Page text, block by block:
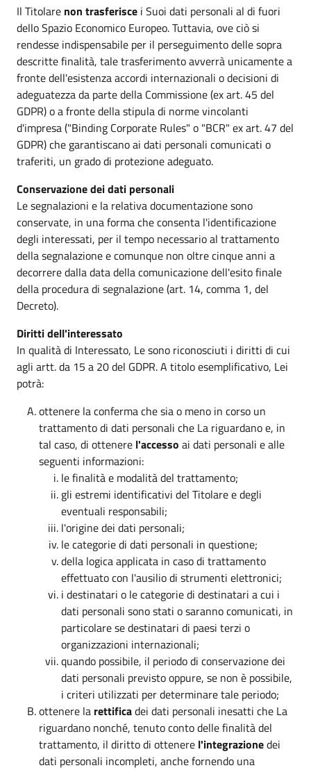
Il Titolare non trasferisce i Suoi dati personali al di fuori
dello Spazio Economico Europeo. Tuttavia, ove ciò si
rendesse indispensabile per il perseguimento delle sopra
descritte finalità, tale trasferimento avverrà unicamente a
fronte dell'esistenza accordi internazionali o decisioni di
adeguatezza da parte della Commissione (ex art. 45 del
GDPR) o a fronte della stipula di norme vincolanti
d'impresa ("Binding Corporate Rules" o "BCR" ex art. 47 del
GDPR) che garantiscano ai dati personali comunicati o
traferiti, un grado di protezione adeguato.
Conservazione dei dati personali
Le segnalazioni e la relativa documentazione sono
conservate, in una forma che consenta l'identificazione
degli interessati, per il tempo necessario al trattamento
della segnalazione e comunque non oltre cinque anni a
decorrere dalla data della comunicazione dell'esito finale
della procedura di segnalazione (art. 14, comma 1, del
Decreto).
Diritti dell'interessato
In qualità di Interessato, Le sono riconosciuti i diritti di cui
agli artt. da 15 a 20 del GDPR. A titolo esemplificativo, Lei
potrà:
ottenere la conferma che sia o meno in corso un
trattamento di dati personali che La riguardano e, in
tal caso, di ottenere l'accesso ai dati personali e alle
seguenti informazioni:
le finalità e modalità del trattamento;
gli estremi identificativi del Titolare e degli
eventuali responsabili;
l'origine dei dati personali;
le categorie di dati personali in questione;
della logica applicata in caso di trattamento
effettuato con l'ausilio di strumenti elettronici;
i destinatari o le categorie di destinatari a cui i
dati personali sono stati o saranno comunicati, in
particolare se destinatari di paesi terzi o
organizzazioni internazionali;
quando possibile, il periodo di conservazione dei
dati personali previsto oppure, se non è possibile,
i criteri utilizzati per determinare tale periodo;
ottenere la rettificadei dati personali inesatti che La
riguardano nonché, tenuto conto delle finalità del
trattamento, il diritto di ottenere l'integrazionedei
dati personali incompleti, anche fornendo una